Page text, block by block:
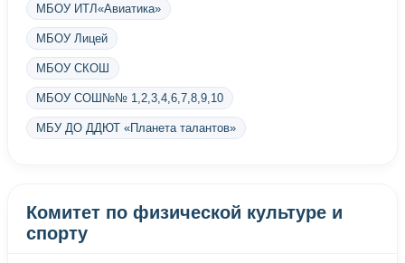
МБОУ ИТЛ«Авиатика»
МБОУ Лицей
МБОУ СКОШ
МБОУ СОШ№№ 1,2,3,4,6,7,8,9,10
МБУ ДО ДДЮТ «Планета талантов»
Комитет по физической культуре и
спорту